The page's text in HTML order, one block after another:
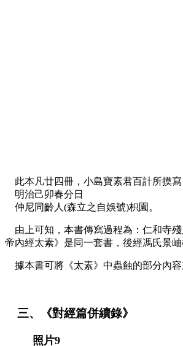
此本凡廿四冊，小島寶素君百計所摸
明治己卯春分日
仲尼同齡人(森立之自娛號)枳園。
由上可知，本書傳寫過程為：仁和寺
帝內經太素》是同一套書，後經馮氏景
據本書可將《太素》中蟲蝕的部分內
三、《對經篇併續錄》
照片9